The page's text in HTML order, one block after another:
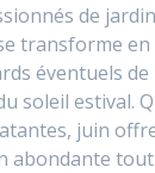
de
transforme
éventuels
soleil estival.
juin
tout